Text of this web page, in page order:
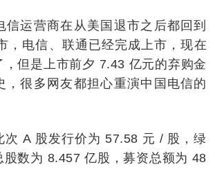
营商在从美国退市之后都回到
，电信、联通已经完成上市，现在
，但是上市前夕 7.43 亿元的弃购金
，很多网友都担心重演中国电信的
A 股发行价为 57.58 元 / 股，绿
股数为 8.457 亿股，募资总额为 48